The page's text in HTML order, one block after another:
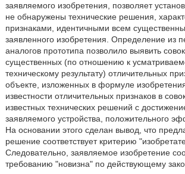
заявляемого изобретения, позволяет
не обнаружены технические решения,
признаками, идентичными всем
заявленного изобретения. Определение из
аналогов прототипа позволило выявить
существенных (по отношению к
техническому результату) отличительных
объекте, изложенных в формуле
известности отличительных признаков в
известных технических решений с
заявляемого устройства, положительного
На основании этого сделан вывод, что
решение соответствует критерию
Следовательно, заявляемое изобретение
требованию "новизна" по действующему